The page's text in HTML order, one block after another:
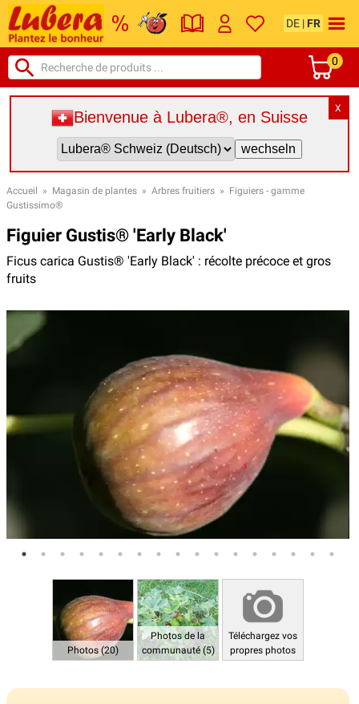
DE | FR
0
X
Bienvenue à Lubera®, en Suisse
Accueil » Magasin de plantes » Arbres fruitiers » Figuiers - gamme
Gustissimo®
Figuier Gustis® 'Early Black'
Ficus carica Gustis® 'Early Black' : récolte précoce et gros
fruits
Photos (20)
Photos de la
communauté (5)
Téléchargez vos
propres photos